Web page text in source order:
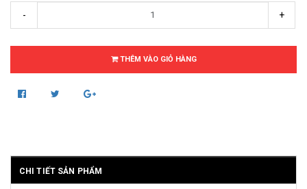
- +
THÊM VÀO GIỎ HÀNG
CHI TIẾT SẢN PHẨM